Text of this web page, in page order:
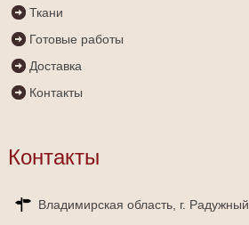
Ткани
Готовые работы
Доставка
Контакты
Контакты
Владимирская область, г.